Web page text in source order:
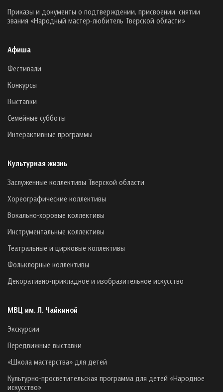
Приказы и документы о подтверждении, присвоении, снятии
звания «Народный мастер-любитель Тверской области»
Афиша
Фестивали
Конкурсы
Выставки
Семейные субботы
Интерактивные программы
Культурная жизнь
Заслуженные коллективы Тверской области
Хореографические коллективы
Вокально-хоровые коллективы
Инструментальные коллективы
Театральные и цирковые коллективы
Фольклорные коллективы
Декоративно-прикладное и изобразительное искусство
МВЦ им. Л. Чайкиной
Экскурсии
Передвижные выставки
«Школа мастерства» для детей
Культурно-просветительская программа для детей «Народное
искусство»